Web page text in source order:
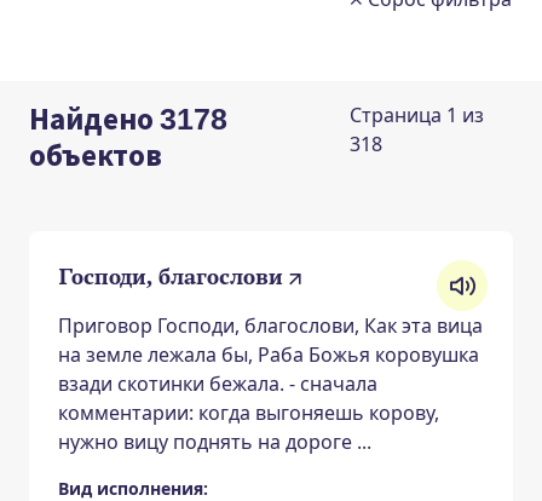
Найдено 3178
объектов
Cтраница 1 из
318
Господи, благослови
Приговор Господи, благослови, Как эта вица
на земле лежала бы, Раба Божья коровушка
взади скотинки бежала. - сначала
комментарии: когда выгоняешь корову,
нужно вицу поднять на дороге ...
Вид исполнения: